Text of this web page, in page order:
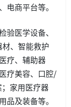
电商平台等。
医学设备、
、智能救护
疗、辅助器
疗美容、口腔/
家用医疗器
品及装备等。